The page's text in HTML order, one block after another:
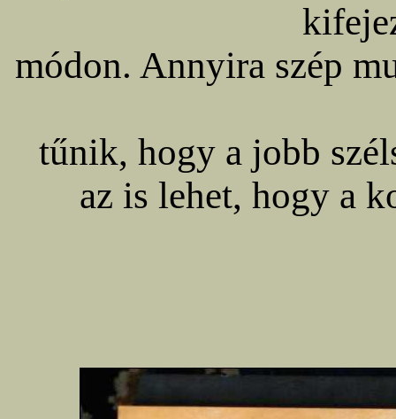
módon. Annyira szép
tűnik, hogy a jobb
az is lehet, hogy a